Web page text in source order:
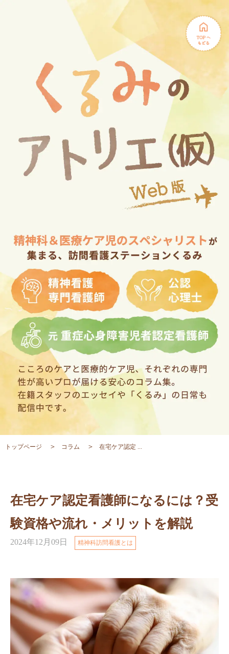
トップページ コラム 在宅ケア認定 ...
在宅ケア認定看護師になるには？受
験資格や流れ・メリットを解説
2024年12月09日 精神科訪問看護とは